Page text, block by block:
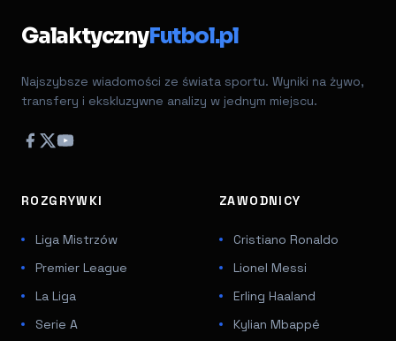
GalaktycznyFutbol.pl
Najszybsze wiadomości ze świata sportu. Wyniki na żywo,
transfery i ekskluzywne analizy w jednym miejscu.
ROZGRYWKI
Liga Mistrzów
Premier League
La Liga
Serie A
ZAWODNICY
Cristiano Ronaldo
Lionel Messi
Erling Haaland
Kylian Mbappé